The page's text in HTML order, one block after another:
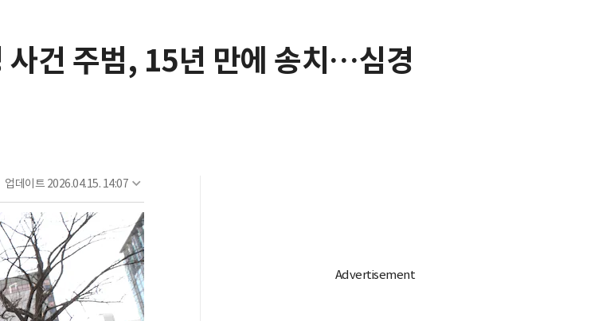
사건 주범, 15년 만에 송치…심경
업데이트 2026.04.15. 14:07